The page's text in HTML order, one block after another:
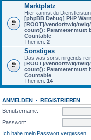
Marktplatz
Hier kannst du
[phpBB Debug] PHP
[ROOT]/vendor/twig/
count(): Parameter must
Countable
Themen: 2
Sonstiges
Das was sonst nirgends
[ROOT]/vendor/twig/
count(): Parameter must
Countable
Themen: 14
ANMELDEN • REGISTRIEREN
Benutzername:
Passwort:
Ich habe mein Passwort vergessen